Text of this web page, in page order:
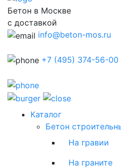
Бетон в Москве
с доставкой
info@beton-mos.ru
+7 (495) 374-56-00
Каталог
Бетон
На гравии
На граните